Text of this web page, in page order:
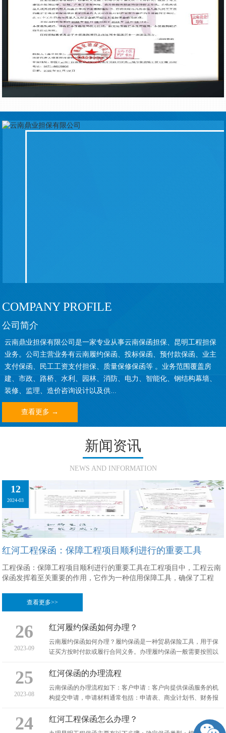
COMPANY PROFILE
公司简介
云南鼎业担保有限公司是一家专业从事云南保函担保、昆明工程担保
业务。公司主营业务有云南履约保函、投标保函、预付款保函、业主
支付保函、民工工资支付担保、质量保修保函等 。业务范围覆盖房
建、市政、路桥、水利、园林、消防、电力、智能化、钢结构幕墙、
装修、监理、造价咨询设计以及供...
查看更多 →
新闻资讯
NEWS AND INFORMATION
12
2024-03
红河工程保函：保障工程项目顺利进行的重要工具
工程保函：保障工程项目顺利进行的重要工具在工程项目中，工程云南
保函发挥着至关重要的作用，它作为一种信用保障工具，确保了工程
查看更多>>
26
2023-09
红河履约保函如何办理？
云南履约保函如何办理？履约保函是一种贸易保险工具，用于保
证买方按时付款或履行合同义务。办理履约保函一般需要按照以
25
2023-08
红河保函的办理流程
云南保函的办理流程如下：客户申请：客户向提供保函服务的机
构提交申请，申请材料通常包括：申请表、商业计划书、财务报
24 红河工程保函怎么办理？